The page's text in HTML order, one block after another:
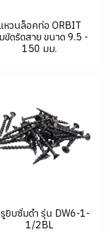
หวนล็อคท่อ ORBIT
ขัดรัดสาย ขนาด 9.5 -
150 มม.
ยิบซั่มดำ รุ่น DW6-1-
1/2BL